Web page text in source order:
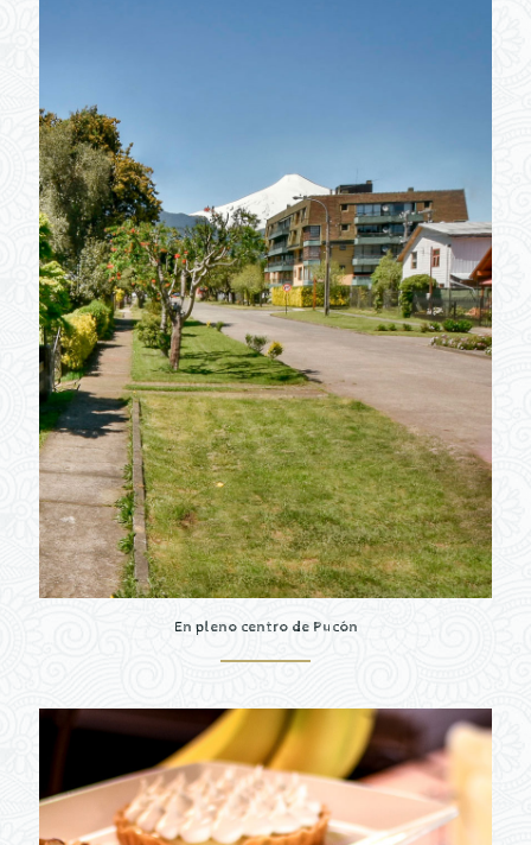
En pleno centro de Pucón